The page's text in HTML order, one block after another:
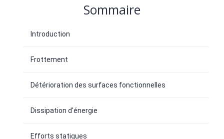
Sommaire
Introduction
Frottement
Détérioration des surfaces fonctionnelles
Dissipation d'énergie
Efforts statiques